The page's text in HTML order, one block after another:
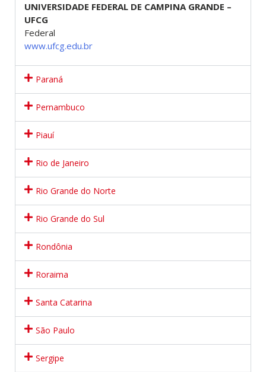
UNIVERSIDADE FEDERAL DE CAMPINA GRANDE –
UFCG
Federal
www.ufcg.edu.br
Paraná
Pernambuco
Piauí
Rio de Janeiro
Rio Grande do Norte
Rio Grande do Sul
Rondônia
Roraima
Santa Catarina
São Paulo
Sergipe